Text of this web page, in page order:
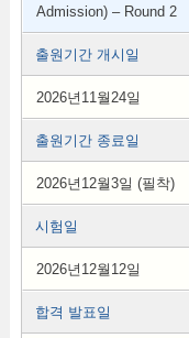
Admission) – Round 2
출원기간 개시일
2026년11월24일
출원기간 종료일
2026년12월3일 (필착)
시험일
2026년12월12일
합격 발표일